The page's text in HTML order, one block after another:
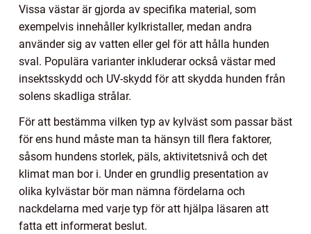
Vissa västar är gjorda av specifika material, som
exempelvis innehåller kylkristaller, medan andra
använder sig av vatten eller gel för att hålla hunden
sval. Populära varianter inkluderar också västar med
insektsskydd och UV-skydd för att skydda hunden från
solens skadliga strålar.
För att bestämma vilken typ av kylväst som passar bäst
för ens hund måste man ta hänsyn till flera faktorer,
såsom hundens storlek, päls, aktivitetsnivå och det
klimat man bor i. Under en grundlig presentation av
olika kylvästar bör man nämna fördelarna och
nackdelarna med varje typ för att hjälpa läsaren att
fatta ett informerat beslut.